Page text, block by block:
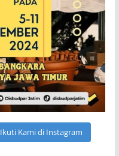
Ikuti Kami di Instagram